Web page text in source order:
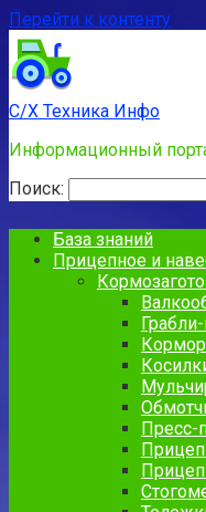
Перейти к контенту
С/Х Техника Инфо
Информационный
Поиск:
База знаний
Прицепное и
Пресс-